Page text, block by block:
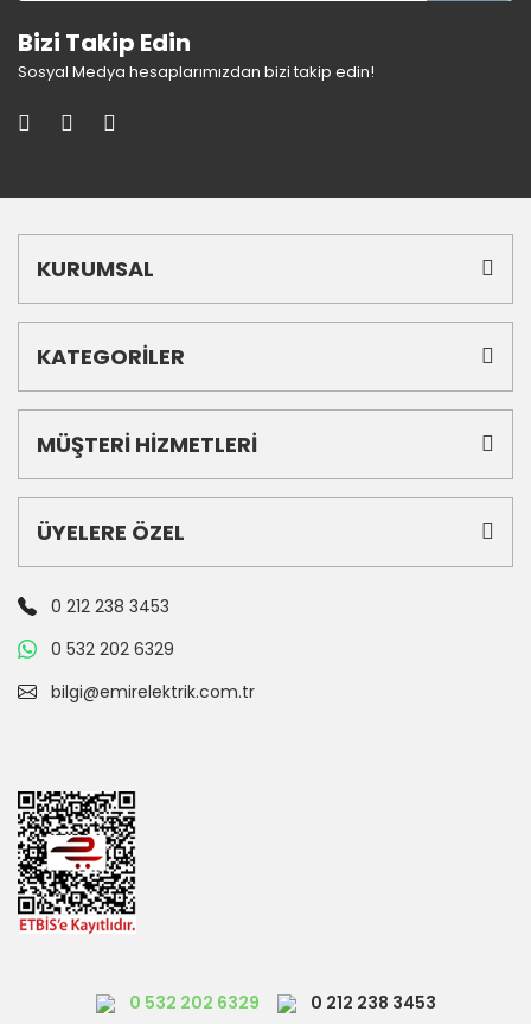
Bizi Takip Edin
Sosyal Medya hesaplarımızdan bizi takip edin!
KURUMSAL
KATEGORİLER
MÜŞTERİ HİZMETLERİ
ÜYELERE ÖZEL
0 212 238 3453
0 532 202 6329
bilgi@emirelektrik.com.tr
0 532 202 6329 0 212 238 3453